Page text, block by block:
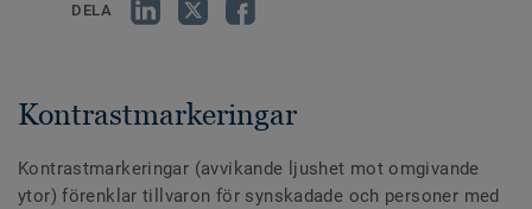
DELA
Kontrastmarkeringar
Kontrastmarkeringar (avvikande ljushet mot omgivande
ytor) förenklar tillvaron för synskadade och personer med